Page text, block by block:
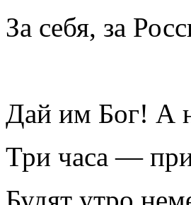
За себя, за
Дай им Бог! А
Три часа —